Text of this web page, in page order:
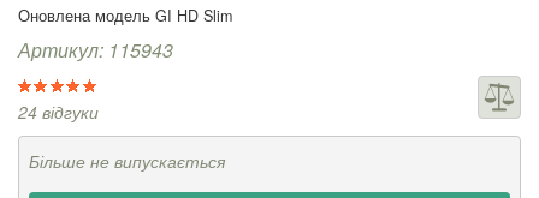
Оновлена модель GI HD Slim
Артикул: 115943
24 відгуки
Більше не випускається